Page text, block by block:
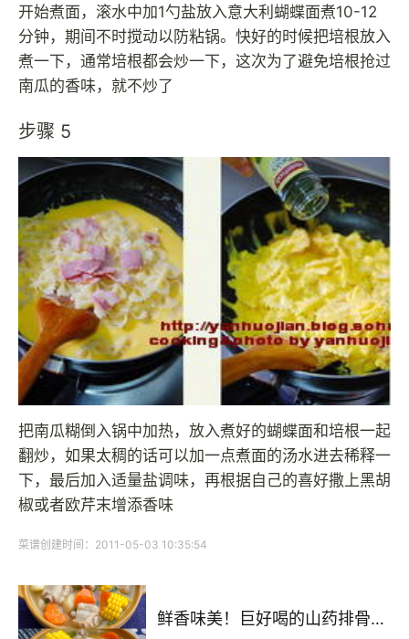
开始煮面，滚水中加1勺盐放入意大利蝴蝶面煮10-12
分钟，期间不时搅动以防粘锅。快好的时候把培根放入
煮一下，通常培根都会炒一下，这次为了避免培根抢过
南瓜的香味，就不炒了
步骤 5
把南瓜糊倒入锅中加热，放入煮好的蝴蝶面和培根一起
翻炒，如果太稠的话可以加一点煮面的汤水进去稀释一
下，最后加入适量盐调味，再根据自己的喜好撒上黑胡
椒或者欧芹末增添香味
菜谱创建时间：2011-05-03 10:35:54
鲜香味美！巨好喝的山药排骨汤！！